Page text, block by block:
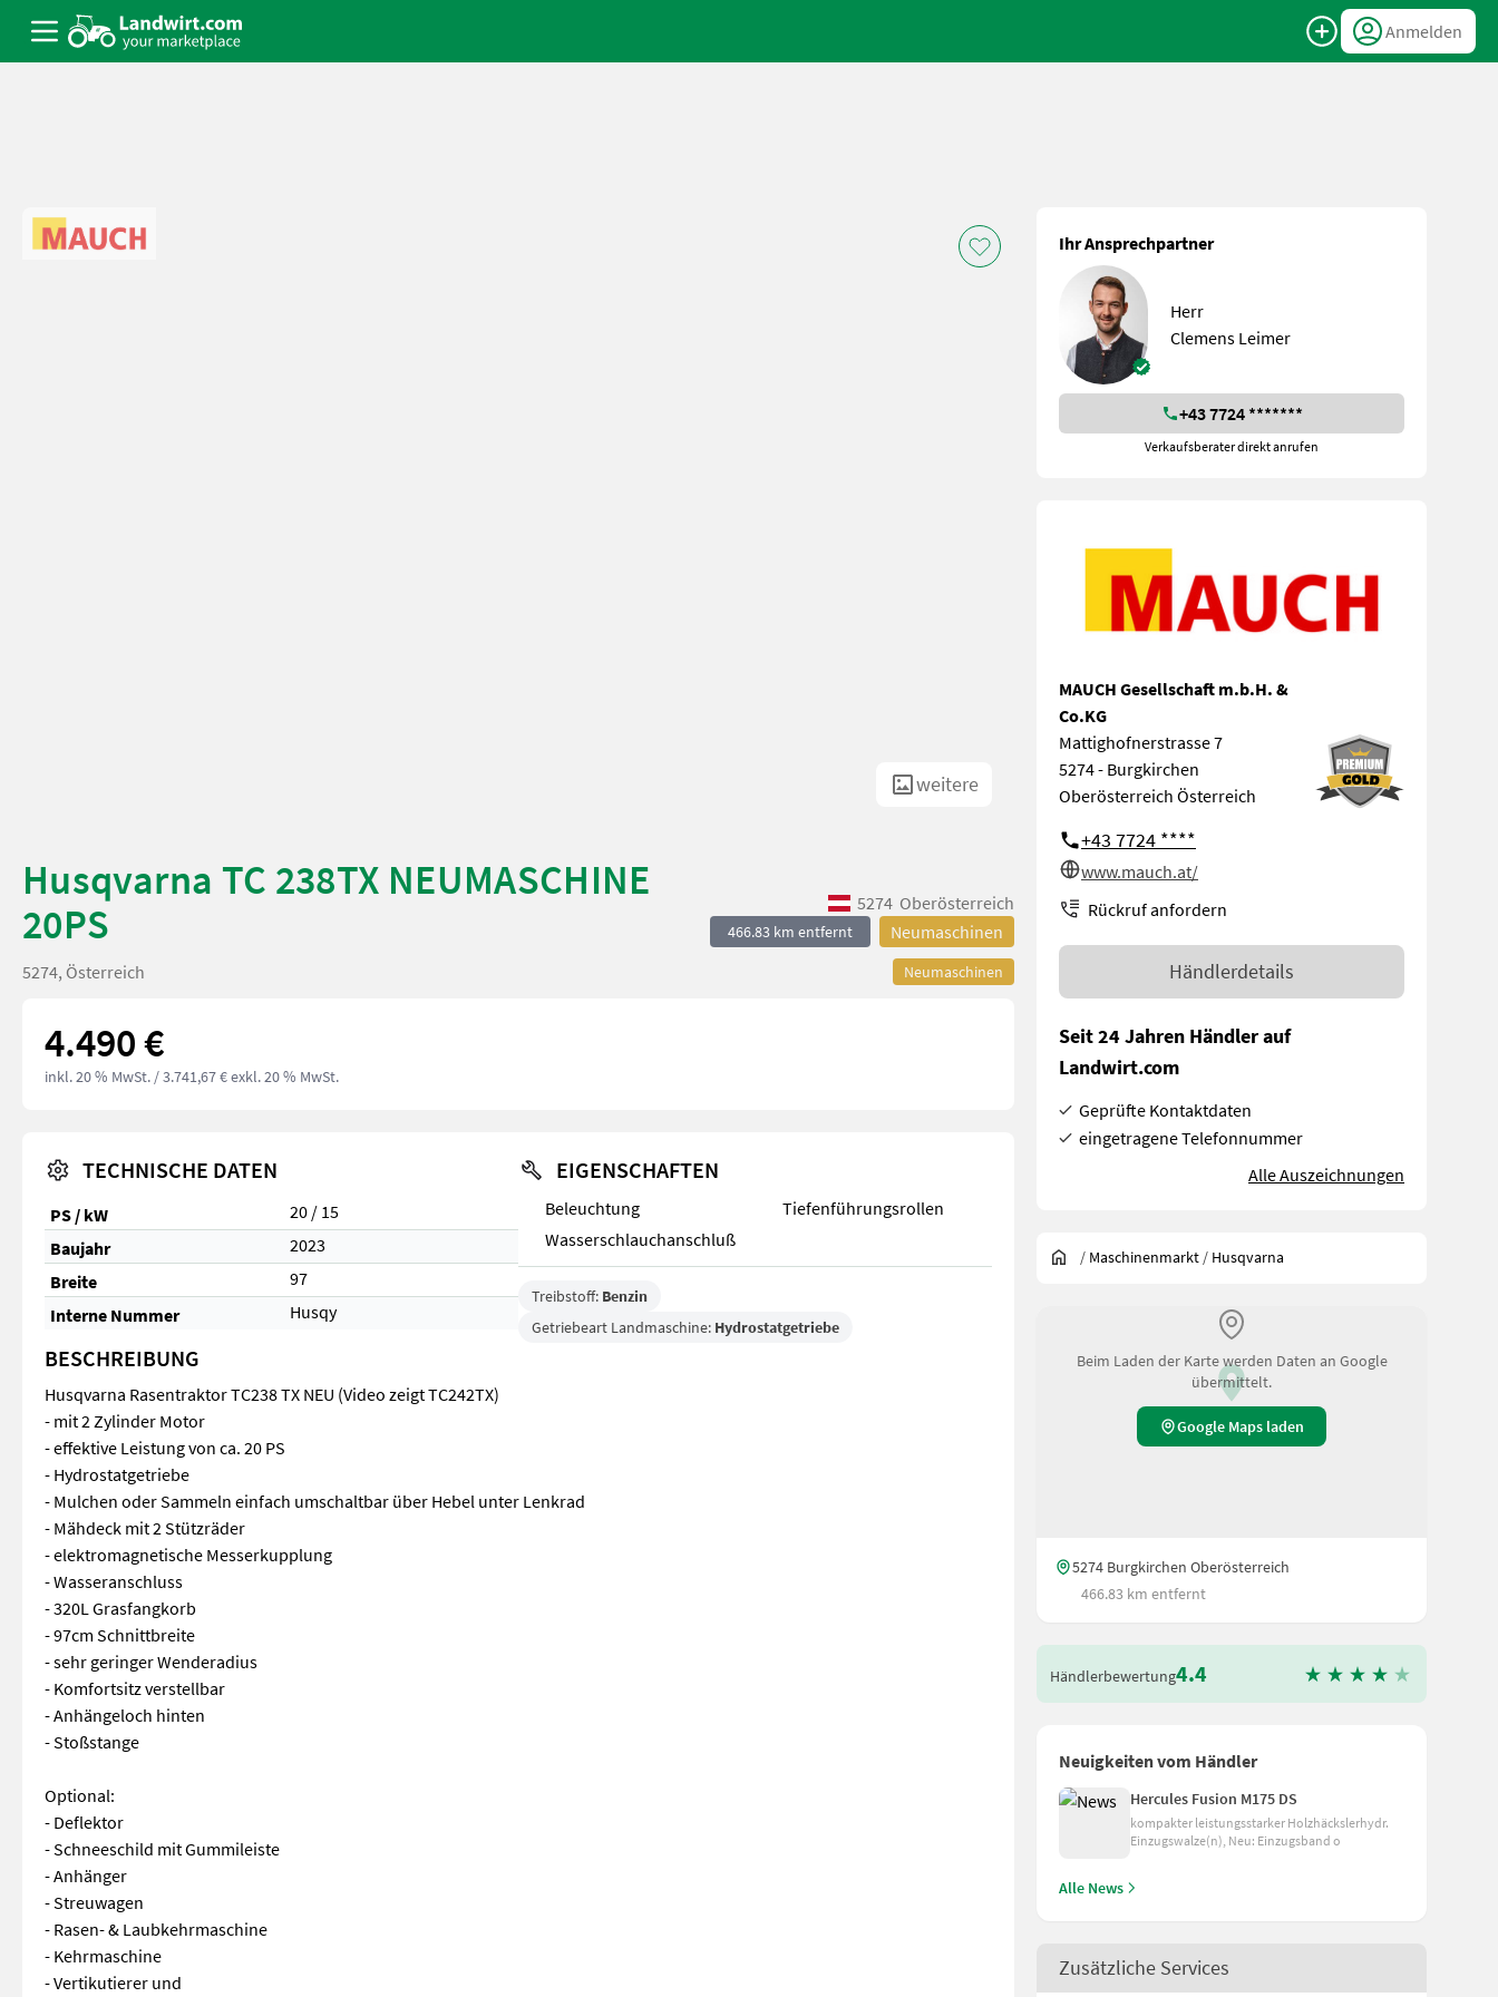
Anmelden
weitere
Husqvarna TC 238TX NEUMASCHINE
20PS
5274 Oberösterreich
466.83 km entfernt Neumaschinen
Neumaschinen
5274, Österreich
4.490 €
inkl. 20 % MwSt. / 3.741,67 € exkl. 20 % MwSt.
TECHNISCHE DATEN
PS / kW
20 / 15
Baujahr
2023
Breite
97
Interne Nummer
Husqy
EIGENSCHAFTEN
Beleuchtung
Tiefenführungsrollen
Wasserschlauchanschluß
Treibstoff: Benzin
Getriebeart Landmaschine: Hydrostatgetriebe
BESCHREIBUNG
Husqvarna Rasentraktor TC238 TX NEU (Video zeigt TC242TX)
- mit 2 Zylinder Motor
- effektive Leistung von ca. 20 PS
- Hydrostatgetriebe
- Mulchen oder Sammeln einfach umschaltbar über Hebel unter Lenkrad
- Mähdeck mit 2 Stützräder
- elektromagnetische Messerkupplung
- Wasseranschluss
- 320L Grasfangkorb
- 97cm Schnittbreite
- sehr geringer Wenderadius
- Komfortsitz verstellbar
- Anhängeloch hinten
- Stoßstange
Optional:
- Deflektor
- Schneeschild mit Gummileiste
- Anhänger
- Streuwagen
- Rasen- & Laubkehrmaschine
- Kehrmaschine
- Vertikutierer und
Ihr Ansprechpartner
Herr
Clemens Leimer
+43 7724 *******
Verkaufsberater direkt anrufen
MAUCH Gesellschaft m.b.H. &
Co.KG
Mattighofnerstrasse 7
5274 - Burgkirchen
Oberösterreich Österreich
+43 7724 ****
www.mauch.at/
Rückruf anfordern
Händlerdetails
Seit 24 Jahren Händler auf
Landwirt.com
Geprüfte Kontaktdaten
eingetragene Telefonnummer
Alle Auszeichnungen
/ Maschinenmarkt / Husqvarna
Beim Laden der Karte werden Daten an Google
übermittelt.
Google Maps laden
5274 Burgkirchen Oberösterreich
466.83 km entfernt
Händlerbewertung4.4
Neuigkeiten vom Händler
Hercules Fusion M175 DS
kompakter leistungsstarker Holzhäckslerhydr.
Einzugswalze(n), Neu: Einzugsband o
Alle News
Zusätzliche Services